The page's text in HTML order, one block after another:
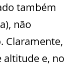
também
não
Claramente,
e, no